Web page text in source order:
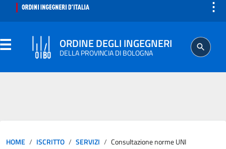
⋮
ORDINE DEGLI INGEGNERI
DELLA PROVINCIA DI BOLOGNA
ISCRITTO
HOME ISCRITTO SERVIZI Consultazione norme UNI